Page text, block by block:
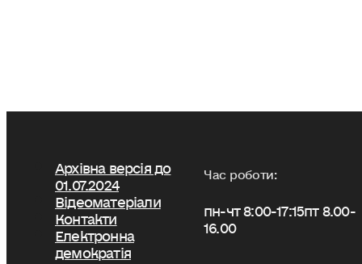
Архівна версія до
01.07.2024
Відеоматеріали
Контакти
Електронна
демократія
Час роботи:
пн-чт 8:00-17:15пт 8.00-
16.00